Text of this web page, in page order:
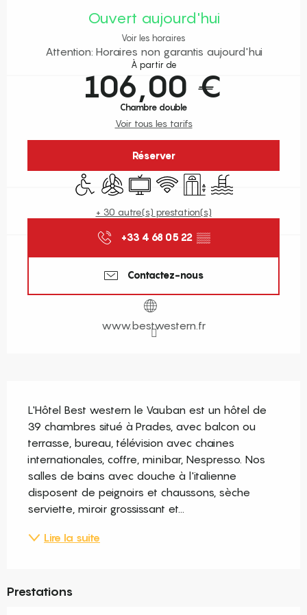
Ouvert aujourd'hui
Voir les horaires
Attention: Horaires non garantis aujourd'hui
À partir de
106,00 €
Chambre double
Voir tous les tarifs
Réserver
Accès handicapés
Air conditionné
Télévision
WiFi Ascenseur
Piscine
+ 30 autre(s) prestation(s)
+33 4 68 05 22 ▒▒
Contactez-nous
www.bestwestern.fr
L'Hôtel Best western le Vauban est un hôtel de
39 chambres situé à Prades, avec balcon ou
terrasse, bureau, télévision avec chaines
internationales, coffre, minibar, Nespresso. Nos
salles de bains avec douche à l'italienne
disposent de peignoirs et chaussons, sèche
serviette, miroir grossissant et...
Lire la suite
Prestations